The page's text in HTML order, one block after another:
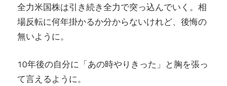
全力米国株は引き続き全力で突っ込んでいく。相
場反転に何年掛かるか分からないけれど、後悔の
無いように。
10年後の自分に「あの時やりきった」と胸を張っ
て言えるように。